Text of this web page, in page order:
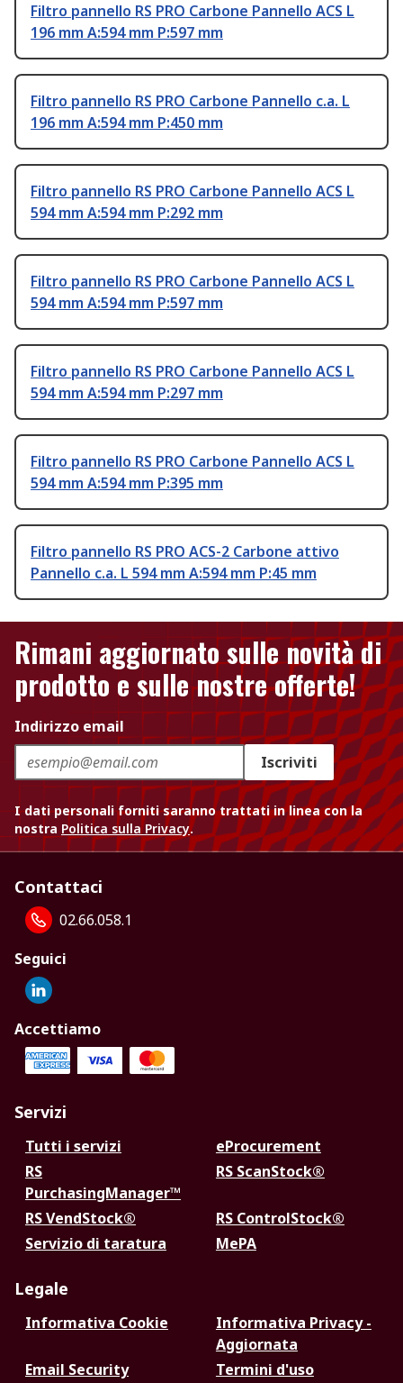
Filtro pannello RS PRO Carbone Pannello ACS L
196 mm A:594 mm P:597 mm
Filtro pannello RS PRO Carbone Pannello c.a. L
196 mm A:594 mm P:450 mm
Filtro pannello RS PRO Carbone Pannello ACS L
594 mm A:594 mm P:292 mm
Filtro pannello RS PRO Carbone Pannello ACS L
594 mm A:594 mm P:597 mm
Filtro pannello RS PRO Carbone Pannello ACS L
594 mm A:594 mm P:297 mm
Filtro pannello RS PRO Carbone Pannello ACS L
594 mm A:594 mm P:395 mm
Filtro pannello RS PRO ACS-2 Carbone attivo
Pannello c.a. L 594 mm A:594 mm P:45 mm
Rimani aggiornato sulle novità di
prodotto e sulle nostre offerte!
Indirizzo email
Iscriviti
I dati personali forniti saranno trattati in linea con la
nostra Politica sulla Privacy.
Contattaci
02.66.058.1
Seguici
Accettiamo
Servizi
Tutti i servizi
eProcurement
RS
PurchasingManager™
RS ScanStock®
RS VendStock®
RS ControlStock®
Servizio di taratura
MePA
Legale
Informativa Cookie
Informativa Privacy -
Aggiornata
Email Security
Termini d'uso